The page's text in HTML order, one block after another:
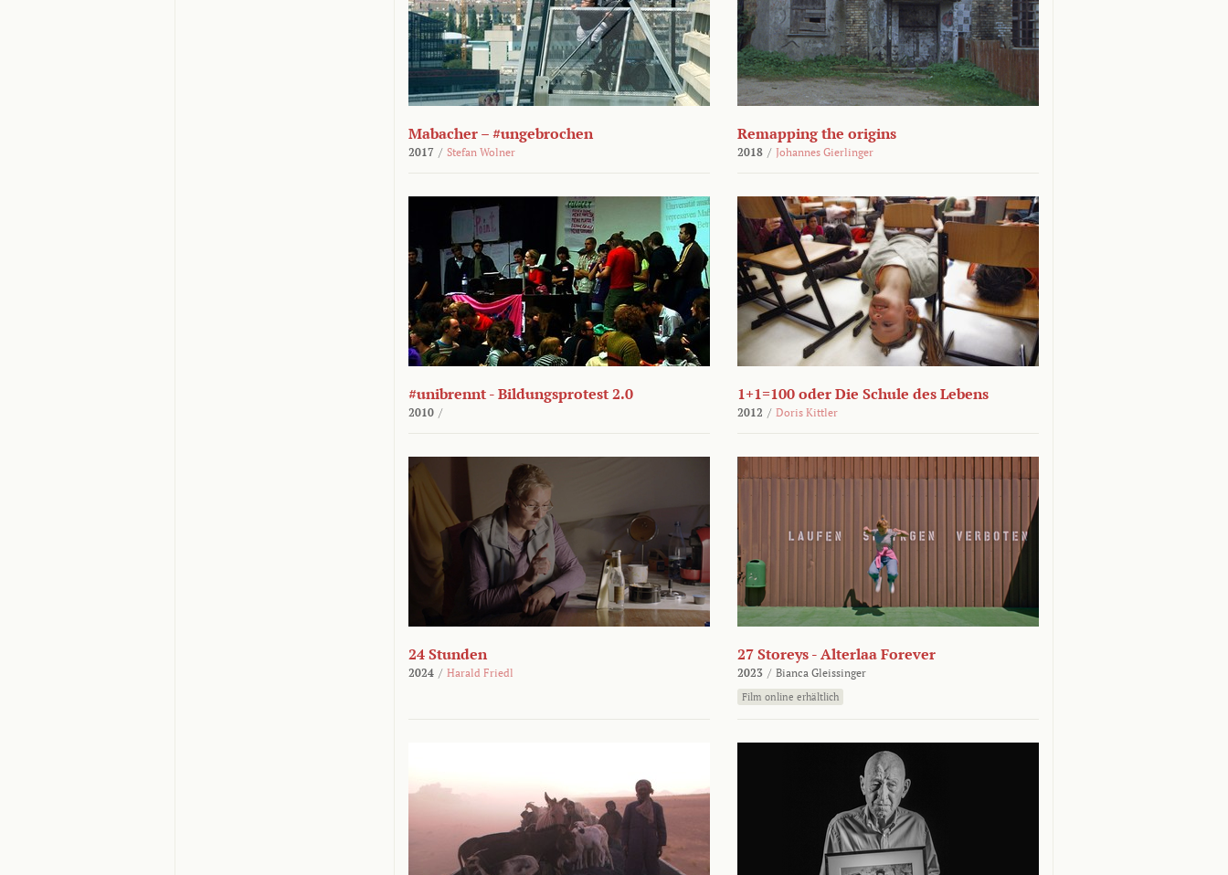
Mabacher – #ungebrochen
2017 / Stefan Wolner
Remapping the origins
2018 / Johannes Gierlinger
#unibrennt - Bildungsprotest 2.0
2010 /
1+1=100 oder Die Schule des Lebens
2012 / Doris Kittler
24 Stunden
2024 / Harald Friedl
27 Storeys - Alterlaa Forever
2023 / Bianca Gleissinger
Film online erhältlich